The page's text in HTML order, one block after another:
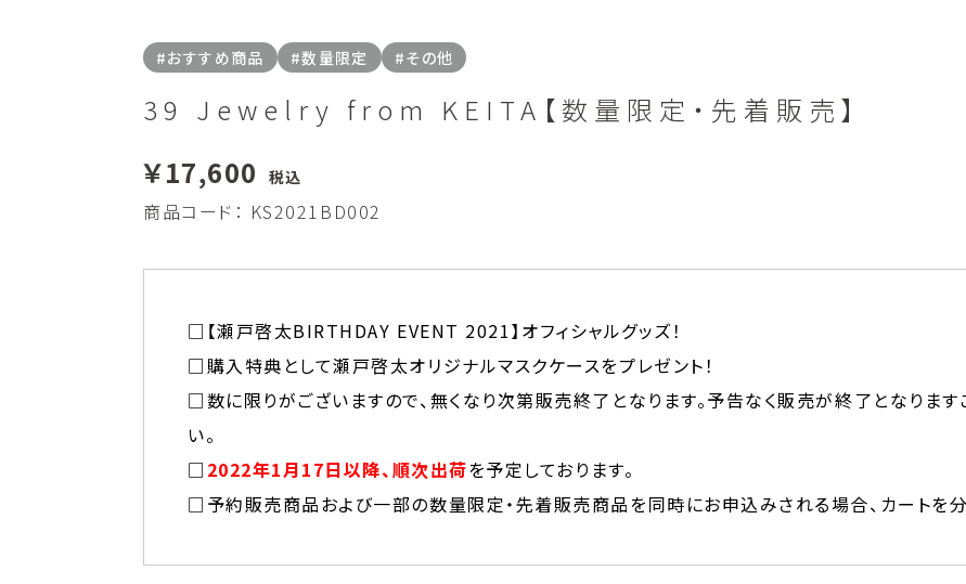
#おすすめ商品 #数量限定 #その他
39 Jewelry from KEITA【数量限定・先着販売】
￥17,600
税込
商品コード： KS2021BD002
□【瀬戸啓太BIRTHDAY EVENT 2021】オフィシャルグッズ！
□購入特典として瀬戸啓太オリジナルマスクケースをプレゼント！
□数に限りがございますので、無くなり次第販売終了となります。予告なく販売が終了となります
い。
□ 2022年1月17日以降、順次出荷を予定しております。
□予約販売商品および一部の数量限定・先着販売商品を同時にお申込みされる場合、カートを分